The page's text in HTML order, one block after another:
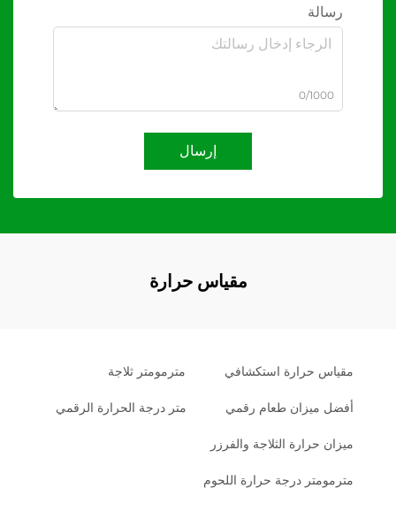
رسالة
0/1000
إرسال
مقياس حرارة
مقياس حرارة استكشافي مترمومتر ثلاجة
أفضل ميزان طعام رقمي متر درجة الحرارة الرقمي
ميزان حرارة الثلاجة والفرزر
مترمومتر درجة حرارة اللحوم